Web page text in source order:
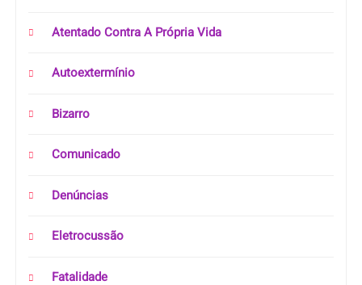
Atentado Contra A Própria Vida
Autoextermínio
Bizarro
Comunicado
Denúncias
Eletrocussão
Fatalidade